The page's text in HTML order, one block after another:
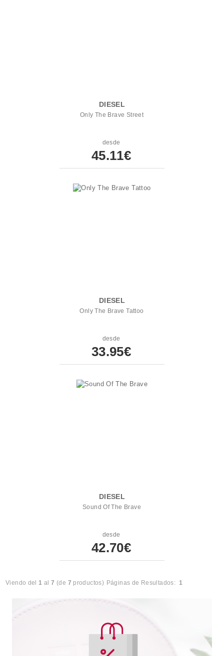
DIESEL
Only The Brave Street
desde
45.11€
DIESEL
Only The Brave Tattoo
desde
33.95€
DIESEL
Sound Of The Brave
desde
42.70€
Viendo del1 al7 (de 7 productos) Páginas de Resultados: 1